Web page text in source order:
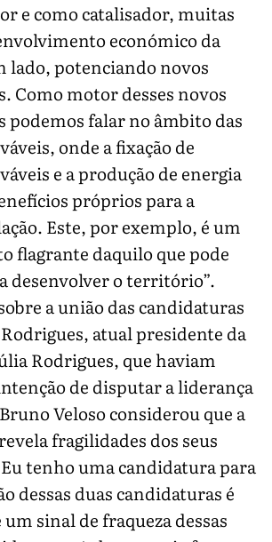
e como catalisador, muitas
económico da
lado, potenciando novos
Como motor desses novos
falar no âmbito das
onde a fixação de
e a produção de energia
próprios para a
Este, por exemplo, é um
flagrante daquilo que pode
desenvolver o território”.
a união das candidaturas
atual presidente da
Rodrigues, que haviam
de disputar a liderança
Veloso considerou que a
fragilidades dos seus
tenho uma candidatura para
dessas duas candidaturas é
sinal de fraqueza dessas